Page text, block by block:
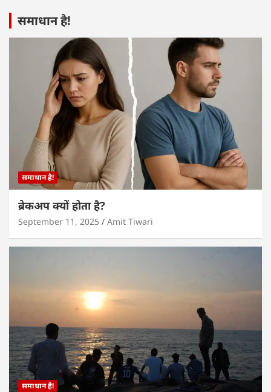
समाधान है!
समाधान है!
ब्रेकअप क्यों होता है?
September 11, 2025 Amit Tiwari
समाधान है!